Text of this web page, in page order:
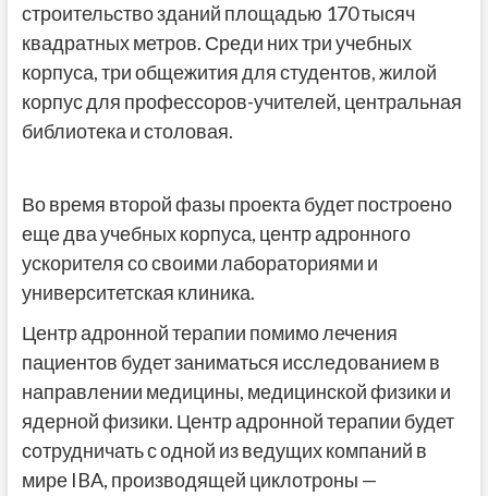
строительство зданий площадью 170 тысяч
квадратных метров. Среди них три учебных
корпуса, три общежития для студентов, жилой
корпус для профессоров-учителей, центральная
библиотека и столовая.
Во время второй фазы проекта будет построено
еще два учебных корпуса, центр адронного
ускорителя со своими лабораториями и
университетская клиника.
Центр адронной терапии помимо лечения
пациентов будет заниматься исследованием в
направлении медицины, медицинской физики и
ядерной физики. Центр адронной терапии будет
сотрудничать с одной из ведущих компаний в
мире IBA, производящей циклотроны —